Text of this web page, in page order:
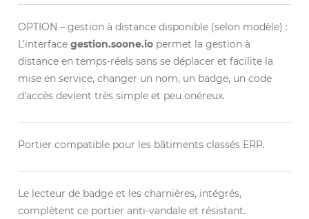
OPTION – gestion à distance disponible (selon modèle) :
L’interfacegestion.soone.io permet la gestion à
distance en temps-réels sans se déplacer et facilite la
mise en service, changer un nom, un badge, un code
d’accès devient très simple et peu onéreux.
Portier compatible pour les bâtiments classés ERP.
Le lecteur de badge et les charnières, intégrés,
complètent ce portier anti-vandale et résistant.